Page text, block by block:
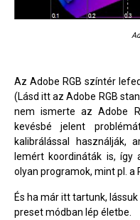
Az Adobe RGB színtér
(Lásd itt az Adobe RGB
nem ismerte az Adobe
kevésbé jelent
kalibrálással használják,
lemért koordináták is, így
olyan programok, mint pl. a
És ha már itt tartunk,
preset módban lép életbe.